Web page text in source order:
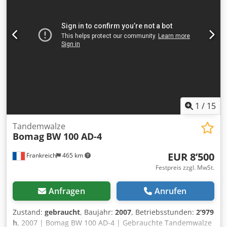
1 / 15
Frankreich 465 km
Tandemwalze
Bomag BW 100 AD-4
EUR 8’500
Festpreis zzgl. MwSt.
Anfragen Anrufen
Zustand: gebraucht, Baujahr: 2007, Betriebsstunden: 2’979
h, 2007 | Bomag BW 100 AD-4 | Gebrauchte Tandemwalze